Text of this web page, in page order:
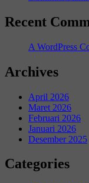
Recent
A WordPress
Archives
April 2026
Maret 2026
Februari 2026
Januari 2026
Desember 2025
Categories